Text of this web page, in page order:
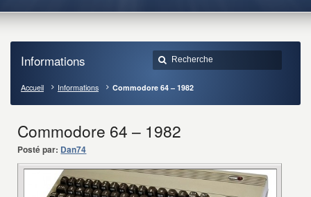
Informations
Accueil Informations Commodore 64 – 1982
Commodore 64 – 1982
Posté par: Dan74